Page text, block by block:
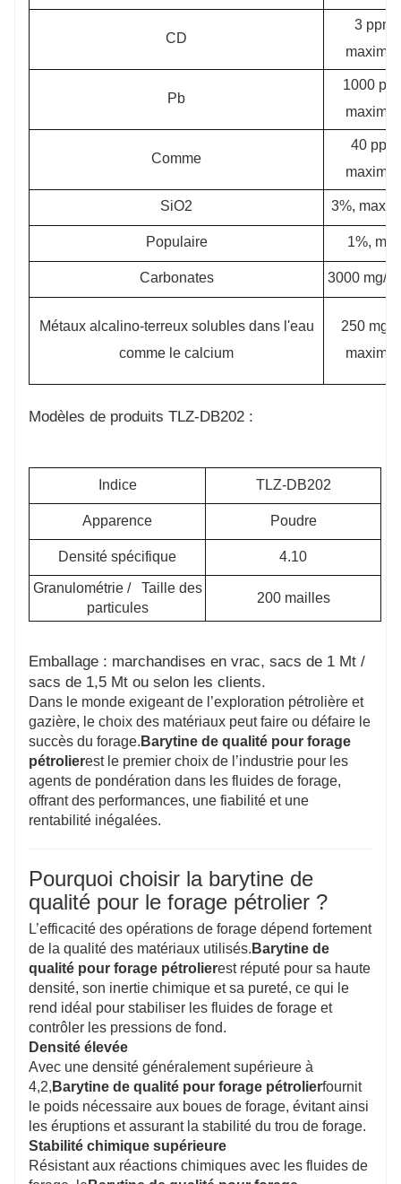
CD
3 ppm,
Pb
1000
Comme
40 ppm,
SiO2 3%,
Populaire 1%,
Carbonates 3000 mg/l,
Métaux alcalino-terreux solubles dans l'eau
comme le calcium
250 mg/
Modèles de produits TLZ-DB202 :
Indice TLZ-DB202
Apparence Poudre
Densité spécifique 4.10
Granulométrie / Taille des
particules
200 mailles
Emballage : marchandises en vrac, sacs de 1 Mt /
sacs de 1,5 Mt ou selon les clients.
Dans le monde exigeant de l’exploration pétrolière et
gazière, le choix des matériaux peut faire ou défaire le
succès du forage. Barytine de qualité pour forage
pétrolierest le premier choix de l’industrie pour les
agents de pondération dans les fluides de forage,
offrant des performances, une fiabilité et une
rentabilité inégalées.
Pourquoi choisir la barytine de
qualité pour le forage pétrolier ?
L’efficacité des opérations de forage dépend fortement
de la qualité des matériaux utilisés. Barytine de
qualité pour forage pétrolierest réputé pour sa haute
densité, son inertie chimique et sa pureté, ce qui le
rend idéal pour stabiliser les fluides de forage et
contrôler les pressions de fond.
Densité élevée
Avec une densité généralement supérieure à
4,2, Barytine de qualité pour forage pétrolierfournit
le poids nécessaire aux boues de forage, évitant ainsi
les éruptions et assurant la stabilité du trou de forage.
Stabilité chimique supérieure
Résistant aux réactions chimiques avec les fluides de